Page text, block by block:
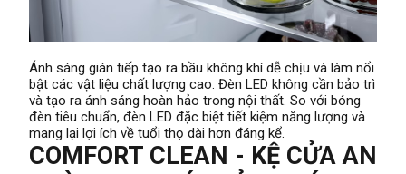
Ánh sáng gián tiếp tạo ra bầu không khí dễ chịu và làm nổi
bật các vật liệu chất lượng cao. Đèn LED không cần bảo trì
và tạo ra ánh sáng hoàn hảo trong nội thất. So với bóng
đèn tiêu chuẩn, đèn LED đặc biệt tiết kiệm năng lượng và
mang lại lợi ích về tuổi thọ dài hơn đáng kể.
COMFORT CLEAN - KỆ CỬA AN